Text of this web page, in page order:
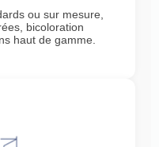
ou sur mesure,
bicoloration
haut de gamme.